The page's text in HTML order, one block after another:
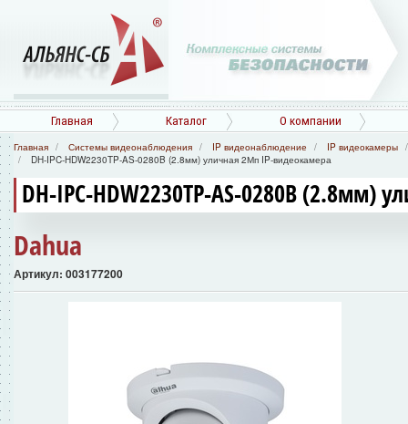
Главная Каталог О компании
Главная Системы видеонаблюдения IP видеонаблюдение
IP видеокамеры
DH-IPC-HDW2230TP-AS-0280B (2.8мм) уличная 2Мп IP-видеокамера
DH-IPC-HDW2230TP-AS-0280B (2.8мм)
Dahua
Артикул: 003177200